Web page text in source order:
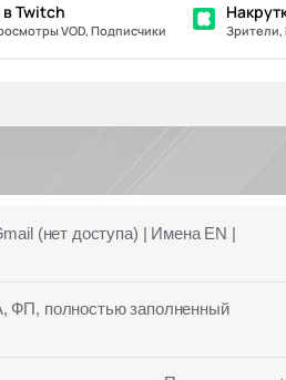
в Twitch
VOD, Подписчики Зрители,
(нет доступа) | Имена EN |
полностью заполненный